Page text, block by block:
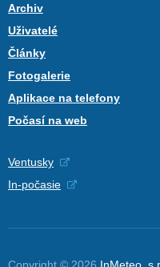
Archiv
Uživatelé
Články
Fotogalerie
Aplikace na telefony
Počasí na web
Ventusky
In-počasie
Copyright © 2026 InMeteo,